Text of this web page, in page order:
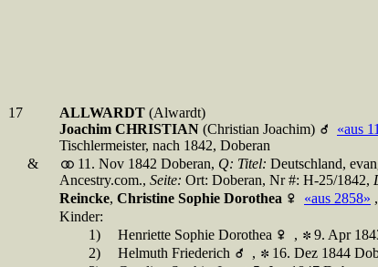
17 ALLWARDT (Alwardt)
Joachim CHRISTIAN (Christian Joachim) «aus
Tischlermeister, nach 1842, Doberan
&
11. Nov 1842 Doberan, Q: Titel: Deutschland,
Ancestry.com., Seite: Ort: Doberan, Nr #: H-25/1842,
Reincke, Christine Sophie Dorothea «aus 2858» ,
Kinder:
1)
Henriette Sophie Dorothea , 9. Apr
2)
Helmuth Friederich , 16. Dez 1844